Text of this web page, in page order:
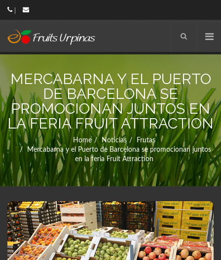
MERCABARNA Y EL PUERTO
DE BARCELONA SE
PROMOCIONAN JUNTOS EN
LA FERIA FRUIT ATTRACTION
Home Noticias
Frutas
Mercabarna y el Puerto de Barcelona se promocionan juntos
en la feria Fruit Attraction